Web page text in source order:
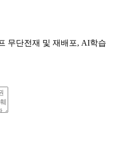
무단전재 및 재배포, AI학습